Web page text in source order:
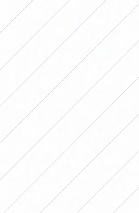
Laviano, Jazmin Gomez,
Milena Solis) (Berlen)
Sanchez)
Escudero,Morena